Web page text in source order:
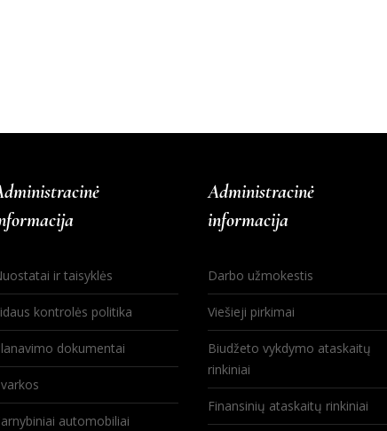
ir taisyklės
kontrolės politika
dokumentai
automobiliai
Administracinė
informacija
Darbo užmokestis
Viešieji pirkimai
Biudžeto vykdymo ataskaitų
rinkiniai
Finansinių ataskaitų rinkiniai